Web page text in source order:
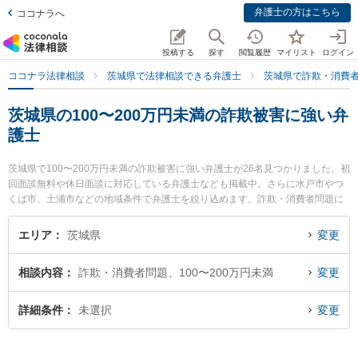
ココナラへ 弁護士の方はこちら
投稿する 探す 閲覧履歴 マイリスト ログイン
ココナラ法律相談 茨城県で法律相談できる弁護士 茨城県で詐欺・消費
茨城県の100〜200万円未満の詐欺被害に強い弁
護士
茨城県で100〜200万円未満の詐欺被害に強い弁護士が26名見つかりました。初
回面談無料や休日面談に対応している弁護士なども掲載中。さらに水戸市やつ
くば市、土浦市などの地域条件で弁護士を絞り込めます。詐欺・消費者問題に
関係する投資詐欺や副業詐欺、FX詐欺等の細かな分野での絞り込み検索もでき
便利です。特につくば中央法律事務所の堀越 智也弁護士や弁護士法人片岡総合
県で土日や夜間に発生した100〜200万円未満の詐欺被害のトラブルを今すぐに
弁護士に相談したい』『100〜200万円未満の詐欺被害のトラブル解決の実績豊
富な近くの弁護士を検索したい』『初回相談無料で100〜200万円未満の詐欺被
エリア 茨城県 変更
相談内容 詐欺・消費者問題、100〜200万円未満 変更
詳細条件 未選択 変更